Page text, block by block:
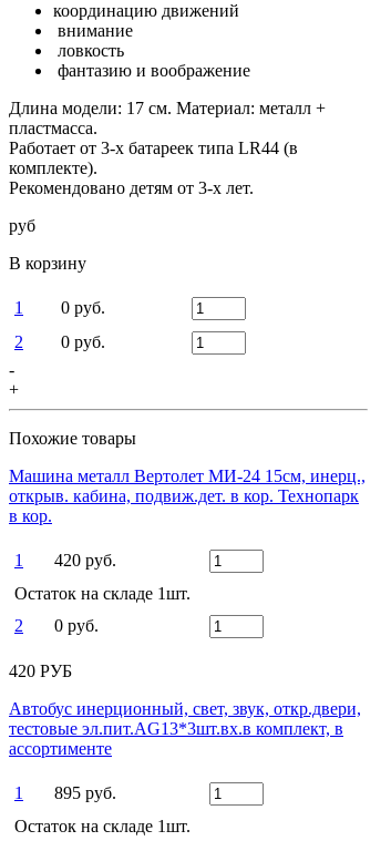
координацию движений
внимание
ловкость
фантазию и воображение
Длина модели: 17 см. Материал: металл +
пластмасса.
Работает от 3-х батареек типа LR44 (в
комплекте).
Рекомендовано детям от 3-х лет.
руб
В корзину
1
0 руб.
2
0 руб.
-
+
Похожие товары
Машина металл Вертолет МИ-24 15см, инерц.,
открыв. кабина, подвиж.дет. в кор. Технопарк
в кор.
1
420 руб.
Остаток на складе 1шт.
2
0 руб.
420 РУБ
Автобус инерционный, свет, звук, откр.двери,
тестовые эл.пит.AG13*3шт.вх.в комплект, в
ассортименте
1
895 руб.
Остаток на складе 1шт.